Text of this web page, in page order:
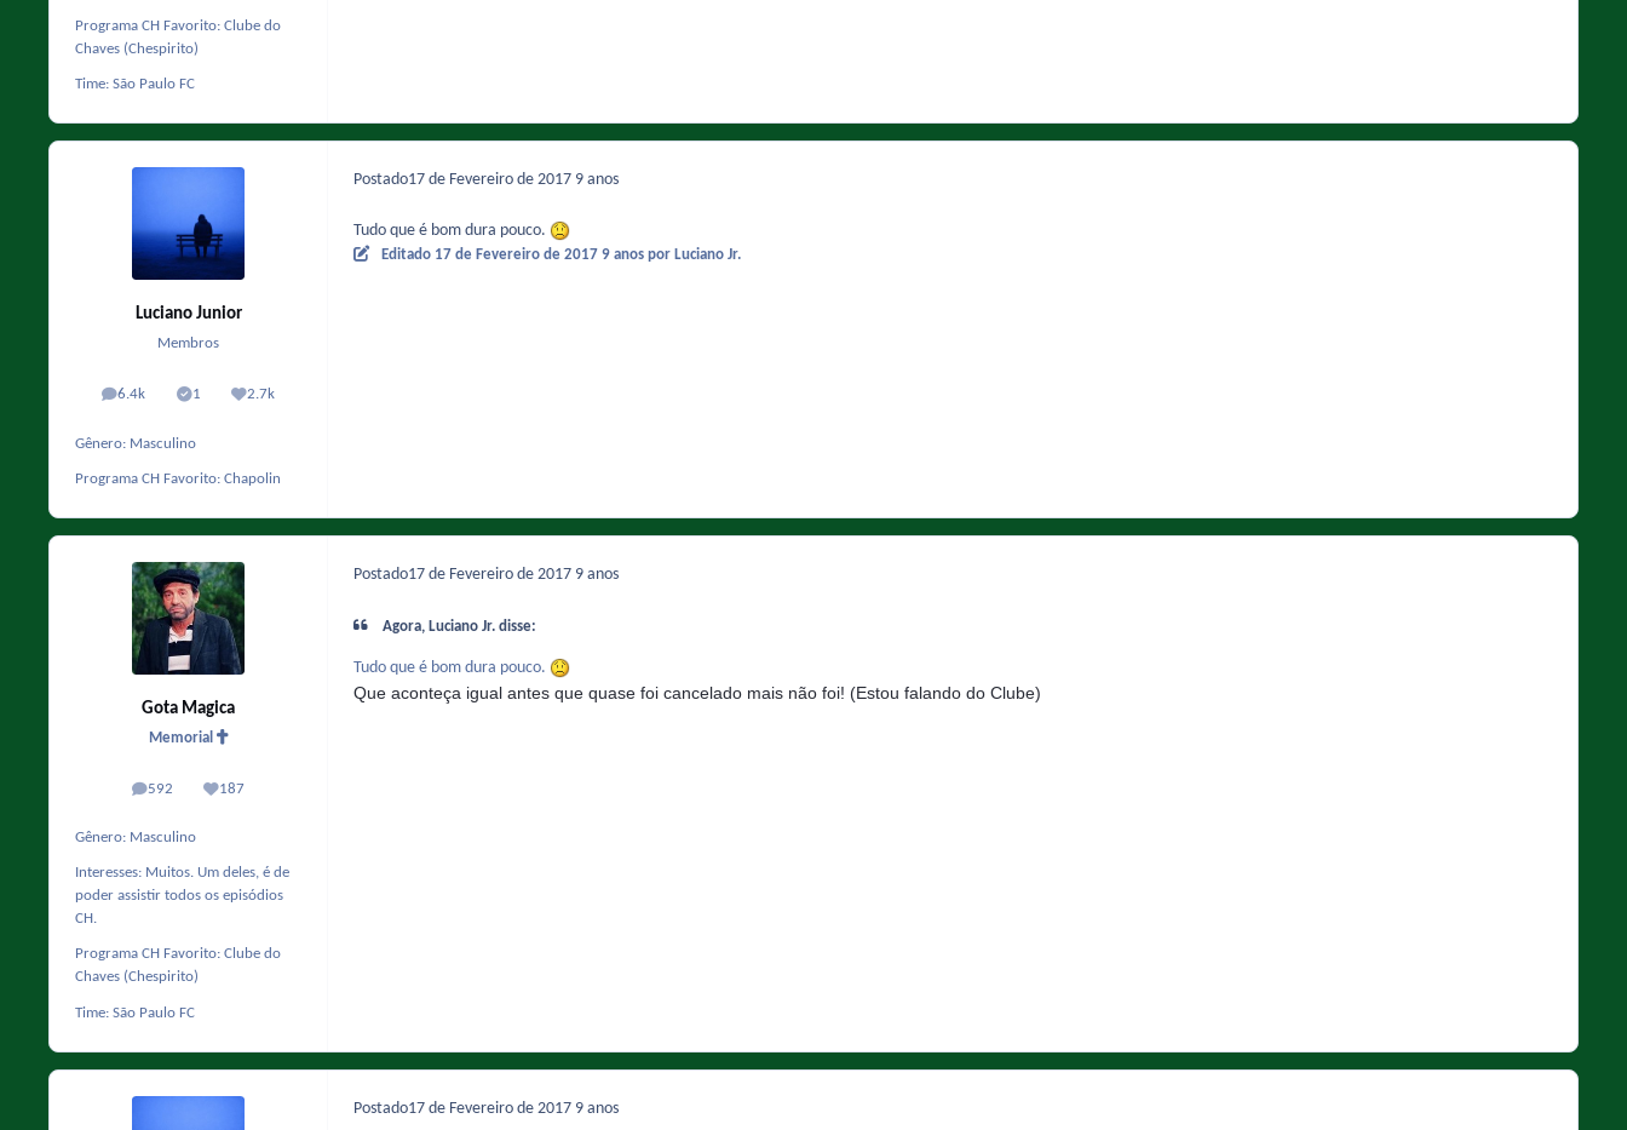
Programa CH Favorito: Clube do
Chaves (Chespirito)
Time: São Paulo FC
Luciano Junior
Membros
6.4k
posts 1
Solutions2.7k
Reputação
Gênero: Masculino
Programa CH Favorito: Chapolin
Postado17 de Fevereiro de 2017 9 anos
Tudo que é bom dura pouco.
Editado 17 de Fevereiro de 2017 9 anos por Luciano Jr.
Gota Magica
Memorial
592
posts 187
Reputação
Gênero: Masculino
Interesses: Muitos. Um deles, é de
poder assistir todos os episódios
CH.
Programa CH Favorito: Clube do
Chaves (Chespirito)
Time: São Paulo FC
Postado17 de Fevereiro de 2017 9 anos
Agora, Luciano Jr. disse:
Tudo que é bom dura pouco.
Que aconteça igual antes que quase foi cancelado mais não foi! (Estou falando do Clube)
Postado17 de Fevereiro de 2017 9 anos